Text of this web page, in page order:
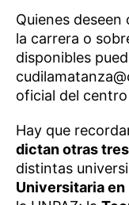
Quienes
la carrera o
disponibles
oficial del
Hay que
dictan otras
distintas
Universitaria